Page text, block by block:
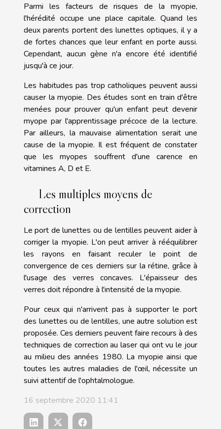
Parmi les facteurs de risques de la myopie,
l'hérédité occupe une place capitale. Quand les
deux parents portent des lunettes optiques, il y a
de fortes chances que leur enfant en porte aussi.
Cependant, aucun gène n'a encore été identifié
jusqu'à ce jour.
Les habitudes pas trop catholiques peuvent aussi
causer la myopie. Des études sont en train d'être
menées pour prouver qu'un enfant peut devenir
myope par l'apprentissage précoce de la lecture.
Par ailleurs, la mauvaise alimentation serait une
cause de la myopie. Il est fréquent de constater
que les myopes souffrent d'une carence en
vitamines A, D et E.
Les multiples moyens de
correction
Le port de lunettes ou de lentilles peuvent aider à
corriger la myopie. L'on peut arriver à rééquilibrer
les rayons en faisant reculer le point de
convergence de ces derniers sur la rétine, grâce à
l'usage des verres concaves. L'épaisseur des
verres doit répondre à l'intensité de la myopie.
Pour ceux qui n'arrivent pas à supporter le port
des lunettes ou de lentilles, une autre solution est
proposée. Ces derniers peuvent faire recours à des
techniques de correction au laser qui ont vu le jour
au milieu des années 1980. La myopie ainsi que
toutes les autres maladies de l'œil, nécessite un
suivi attentif de l'ophtalmologue.
16 septembre 2020 11:41